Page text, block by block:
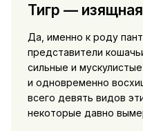
Тигр —
Да, именно к роду
представители
сильные и
и одновременно
всего девять видов
некоторые давно